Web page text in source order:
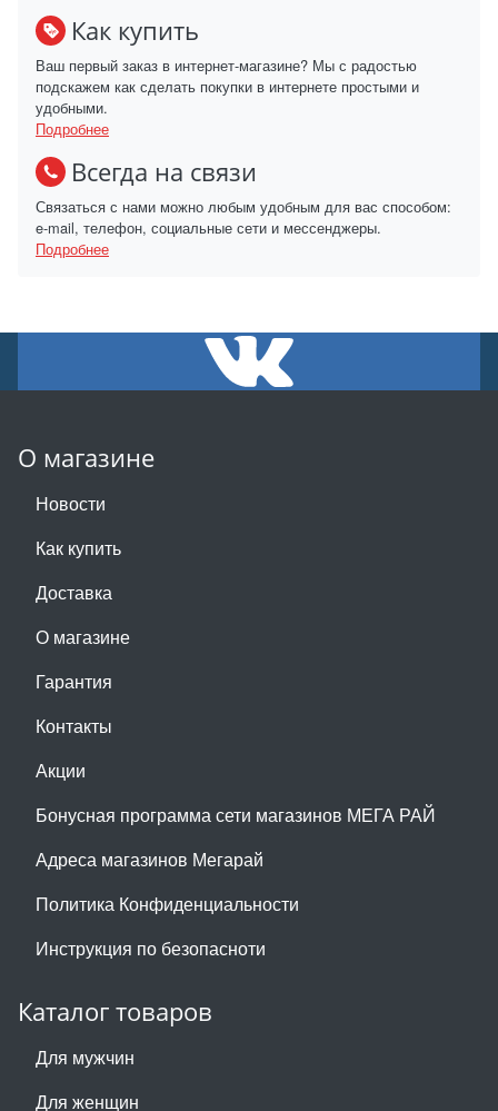
Как купить
Ваш первый заказ в интернет-магазине? Мы с радостью
подскажем как сделать покупки в интернете простыми и
удобными.
Подробнее
Всегда на связи
Связаться с нами можно любым удобным для вас способом:
e-mail, телефон, социальные сети и мессенджеры.
Подробнее
О магазине
Новости
Как купить
Доставка
О магазине
Гарантия
Контакты
Акции
Бонусная программа сети магазинов МЕГА РАЙ
Адреса магазинов Мегарай
Политика Конфиденциальности
Инструкция по безопасноти
Каталог товаров
Для мужчин
Для женщин